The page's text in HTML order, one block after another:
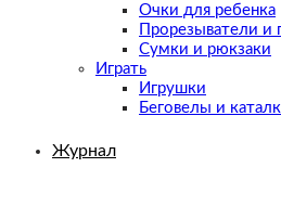
Очки для ребенка
Прорезыватели и
Сумки и рюкзаки
Играть
Игрушки
Беговелы и
Журнал